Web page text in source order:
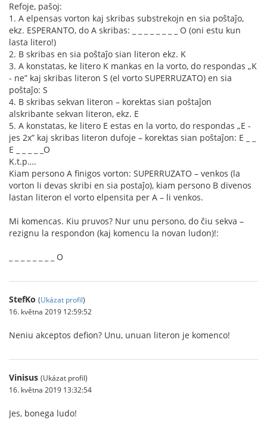
Refoje, paŝoj:
1. A elpensas vorton kaj skribas substrekojn en sia poŝtaĵo,
ekz. ESPERANTO, do A skribas: _ _ _ _ _ _ _ _ O (oni estu kun
lasta litero!)
2. B skribas en sia poŝtaĵo sian literon ekz. K
3. A konstatas, ke litero K mankas en la vorto, do respondas „K
- ne” kaj skribas literon S (el vorto SUPERRUZATO) en sia
poŝtaĵo: S
4. B skribas sekvan literon – korektas sian poŝtaĵon
alskribante sekvan literon, ekz. E
5. A konstatas, ke litero E estas en la vorto, do respondas „E -
jes 2x” kaj skribas literon dufoje – korektas sian poŝtaĵon: E _ _
E _ _ _ _ _O
K.t.p….
Kiam persono A finigos vorton: SUPERRUZATO – venkos (la
vorton li devas skribi en sia postaĵo), kiam persono B divenos
lastan literon el vorto elpensita per A – li venkos.
Mi komencas. Kiu pruvos? Nur unu persono, do ĉiu sekva –
rezignu la respondon (kaj komencu la novan ludon)!:
_ _ _ _ _ _ _ _ O
StefKo (Ukázat profil)
16. května 2019 12:59:52
Neniu akceptos defion? Unu, unuan literon je komenco!
Vinisus (Ukázat profil)
16. května 2019 13:32:54
Jes, bonega ludo!